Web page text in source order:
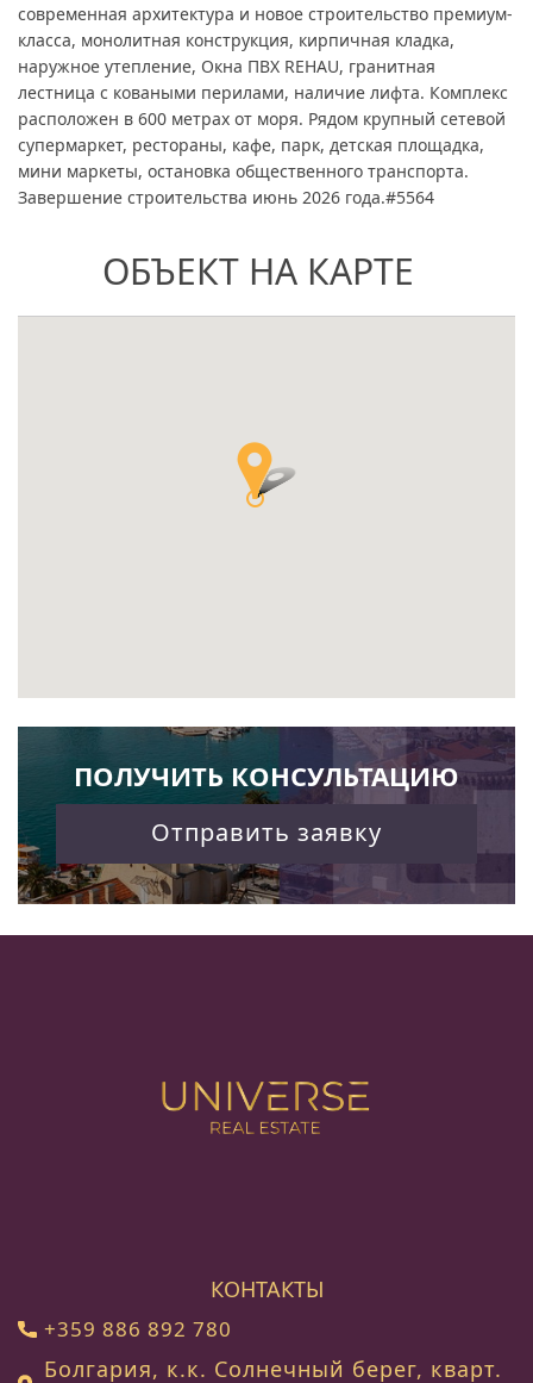
современная архитектура и новое строительство премиум-
класса, монолитная конструкция, кирпичная кладка,
наружное утепление, Окна ПВХ REHAU, гранитная
лестница с коваными перилами, наличие лифта. Комплекс
расположен в 600 метрах от моря. Рядом крупный сетевой
супермаркет, рестораны, кафе, парк, детская площадка,
мини маркеты, остановка общественного транспорта.
Завершение строительства июнь 2026 года.#5564
ОБЪЕКТ НА КАРТЕ
ПОЛУЧИТЬ КОНСУЛЬТАЦИЮ
Отправить заявку
КОНТАКТЫ
+359 886 892 780
Болгария, к.к. Солнечный берег, кварт.